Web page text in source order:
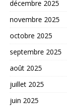
décembre 2025
novembre 2025
octobre 2025
septembre 2025
août 2025
juillet 2025
juin 2025